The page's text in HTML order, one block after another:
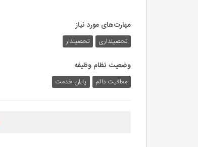
مهارت‌های مورد نیاز
تحصیلداری تحصیلدار
وضعیت نظام وظیفه
معافیت دائم پایان خدمت